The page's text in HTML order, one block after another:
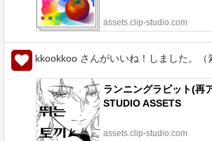
assets.clip-studio.com
kkookkoo さんがいいね！しました。（
ランニングラビット(再
STUDIO ASSETS
assets.clip-studio.com